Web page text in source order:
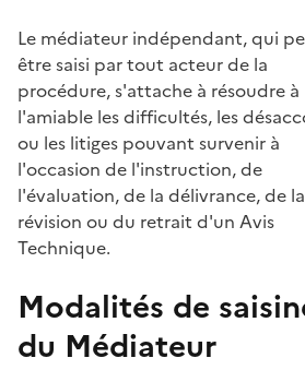
Le médiateur indépendant, qui
être saisi par tout acteur de la
procédure, s'attache à résoudre à
l'amiable les difficultés, les
ou les litiges pouvant survenir à
l'occasion de l'instruction, de
l'évaluation, de la délivrance, de la
révision ou du retrait d'un Avis
Technique.
Modalités de
du Médiateur